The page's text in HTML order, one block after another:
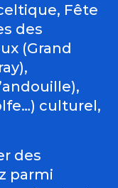
Fête
des
(Grand
culturel,
des
parmi